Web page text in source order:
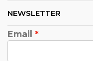
NEWSLETTER
Email